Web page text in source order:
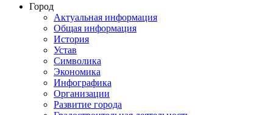
Город
Актуальная информация
Общая информация
История
Устав
Символика
Экономика
Инфографика
Организации
Развитие города